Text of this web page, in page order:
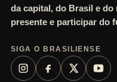
da capital, do Brasil e
presente e participar do
SIGA O BRASILIENSE